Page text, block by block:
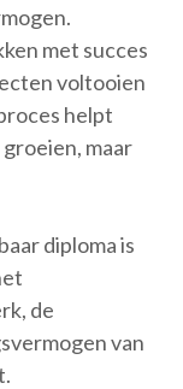
met succes
voltooien
helpt
maar
diploma is
de
van